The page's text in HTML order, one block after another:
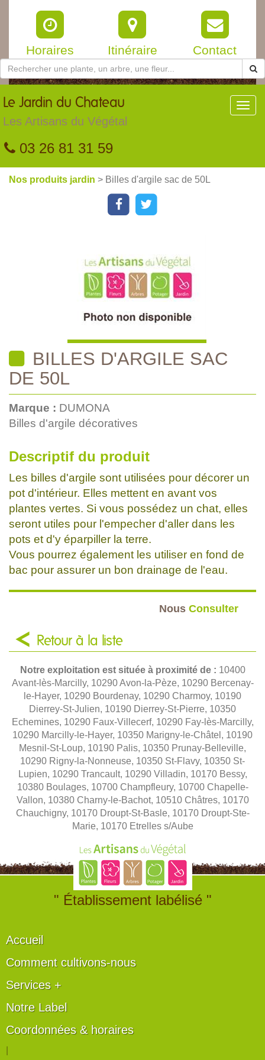
Horaires Itinéraire Contact
Le Jardin du Chateau
Les Artisans du Végétal
03 26 81 31 59
Nos produits jardin > Billes d'argile sac de 50L
BILLES D'ARGILE SAC
DE 50L
Marque : DUMONA
Billes d'argile décoratives
Descriptif du produit
Les billes d'argile sont utilisées pour décorer un
pot d'intérieur. Elles mettent en avant vos
plantes vertes. Si vous possédez un chat, elles
seront utiles pour l'empecher d'aller dans les
pots et d'y éparpiller la terre.
Vous pourrez également les utiliser en fond de
bac pour assurer un bon drainage de l'eau.
Nous Consulter
Retour à la liste
Notre exploitation est située à proximité de : 10400
Avant-lès-Marcilly, 10290 Avon-la-Pèze, 10290 Bercenay-
le-Hayer, 10290 Bourdenay, 10290 Charmoy, 10190
Dierrey-St-Julien, 10190 Dierrey-St-Pierre, 10350
Echemines, 10290 Faux-Villecerf, 10290 Fay-lès-Marcilly,
10290 Marcilly-le-Hayer, 10350 Marigny-le-Châtel, 10190
Mesnil-St-Loup, 10190 Palis, 10350 Prunay-Belleville,
10290 Rigny-la-Nonneuse, 10350 St-Flavy, 10350 St-
Lupien, 10290 Trancault, 10290 Villadin, 10170 Bessy,
10380 Boulages, 10700 Champfleury, 10700 Chapelle-
Vallon, 10380 Charny-le-Bachot, 10510 Châtres, 10170
Chauchigny, 10170 Droupt-St-Basle, 10170 Droupt-Ste-
Marie, 10170 Etrelles s/Aube
" Établissement labélisé "
Accueil
Comment cultivons-nous
Services +
Notre Label
Coordonnées & horaires